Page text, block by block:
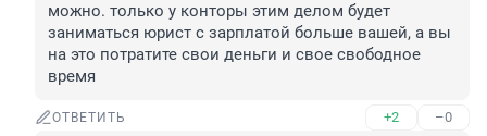
можно. только у конторы этим делом будет
заниматься юрист с зарплатой больше вашей, а вы
на это потратите свои деньги и свое свободное
время
ОТВЕТИТЬ +2 –0